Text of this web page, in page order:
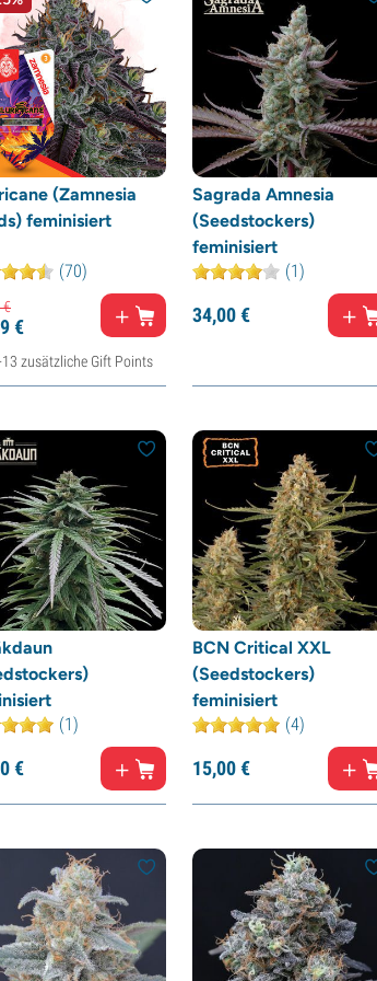
(Zamnesia
feminisiert
(70)
€
€
zusätzliche Gift Points
Sagrada Amnesia
(Seedstockers)
feminisiert
(1)
34,00€
(1)
€
BCN Critical XXL
(Seedstockers)
feminisiert
(4)
15,00€